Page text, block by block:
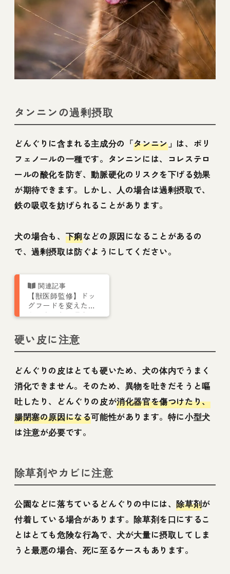
タンニンの過剰摂取
どんぐりに含まれる主成分の「タンニン」は、ポリ
フェノールの一種です。タンニンには、コレステロ
ールの酸化を防ぎ、動脈硬化のリスクを下げる効果
が期待できます。しかし、人の場合は過剰摂取で、
鉄の吸収を妨げられることがあります。
犬の場合も、 下痢などの原因になることがあるの
で、過剰摂取は防ぐようにしてください。
【獣医師監修】ドッ
グフードを変えたと
き下痢になる理由と
Vol.6】
硬い皮に注意
どんぐりの皮はとても硬いため、犬の体内でうまく
消化できません。そのため、異物を吐きだそうと嘔
吐したり、どんぐりの皮が消化器官を傷つけたり、
腸閉塞の原因になる可能性があります。特に小型犬
は注意が必要です。
除草剤やカビに注意
公園などに落ちているどんぐりの中には、除草剤が
付着している場合があります。除草剤を口にするこ
とはとても危険な行為で、犬が大量に摂取してしま
うと最悪の場合、死に至るケースもあります。